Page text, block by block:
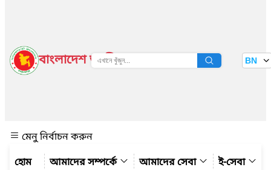
বাংলাদেশ জাতীয় তথ্য বাতায়ন BN
মেনু নির্বাচন করুন
আমাদের সম্পর্কে
আমাদের সেবা ই-সেবা